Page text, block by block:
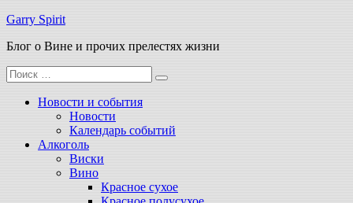
Перейти
содержимому
Garry Spirit
Блог о Вине и прочих прелестях жизни
Поиск
для:
Новости и события
Новости
Календарь событий
Алкоголь
Виски
Вино
Красное сухое